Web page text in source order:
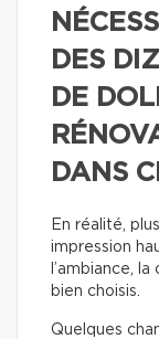
DES
DE
DANS
En réalité,
impression
l’ambiance,
bien choisis.
Quelques